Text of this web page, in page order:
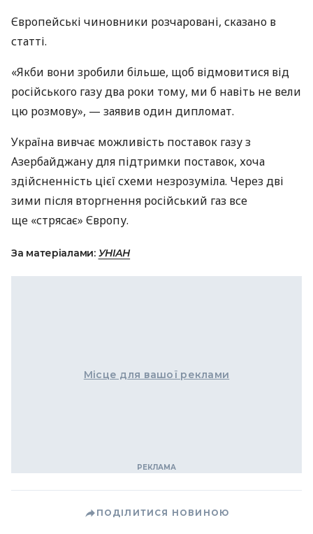
Європейські чиновники розчаровані, сказано в
статті.
«Якби вони зробили більше, щоб відмовитися від
російського газу два роки тому, ми б навіть не вели
цю розмову», — заявив один дипломат.
Україна вивчає можливість поставок газу з
Азербайджану для підтримки поставок, хоча
здійсненність цієї схеми незрозуміла. Через дві
зими після вторгнення російський газ все
ще «стрясає» Європу.
За матеріалами: УНІАН
Місце для вашої реклами
ПОДІЛИТИСЯ НОВИНОЮ